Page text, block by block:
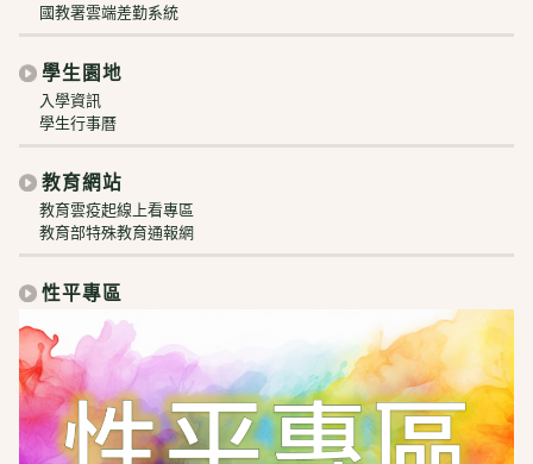
國教署雲端差勤系統
學生園地
入學資訊
學生行事曆
教育網站
教育雲疫起線上看專區
教育部特殊教育通報網
性平專區